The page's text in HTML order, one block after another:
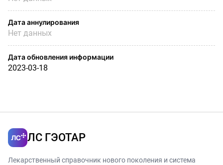
Дата аннулирования
Нет данных
Дата обновления информации
2023-03-18
ЛС ГЭОТАР
Лекарственный справочник нового поколения и система